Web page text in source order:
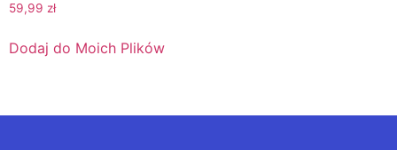
59,99 zł
Dodaj do Moich Plików